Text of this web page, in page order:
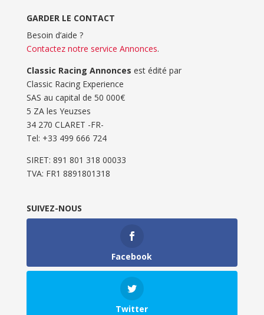
GARDER LE CONTACT
Besoin d’aide ?
Contactez notre service Annonces.
Classic Racing Annonces est édité par
Classic Racing Experience
SAS au capital de 50 000€
5 ZA les Yeuzses
34 270 CLARET -FR-
Tel: ‭+33 499 666 724‬
SIRET: 891 801 318 00033
TVA: FR1 8891801318
SUIVEZ-NOUS
Facebook
Twitter